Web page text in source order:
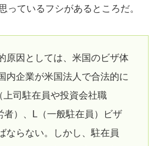
っているフシがあるところだ。
原因としては、米国のビザ体
内企業が米国法人で合法的に
司駐在員や投資会社職
者）、L（一般駐在員）ビザ
ならない。しかし、駐在員